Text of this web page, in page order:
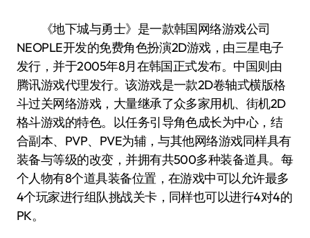
《地下城与勇士》是一款韩国网络游戏公司
NEOPLE开发的免费角色扮演2D游戏，由三星电子
发行，并于2005年8月在韩国正式发布。中国则由
腾讯游戏代理发行。该游戏是一款2D卷轴式横版格
斗过关网络游戏，大量继承了众多家用机、街机2D
格斗游戏的特色。以任务引导角色成长为中心，结
合副本、PVP、PVE为辅，与其他网络游戏同样具有
装备与等级的改变，并拥有共500多种装备道具。每
个人物有8个道具装备位置，在游戏中可以允许最多
4个玩家进行组队挑战关卡，同样也可以进行4对4的
PK。